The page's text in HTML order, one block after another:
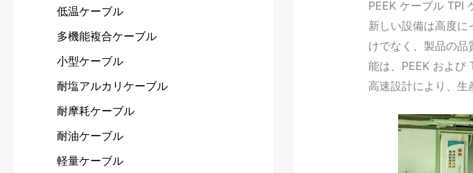
低温ケーブル
多機能複合ケーブル
小型ケーブル
耐塩アルカリケーブル
耐摩耗ケーブル
耐油ケーブル
軽量ケーブル
PEEK ケーブル TPI
新しい設備は高度
けでなく、製品の
能は、PEEK および
高速設計により、生